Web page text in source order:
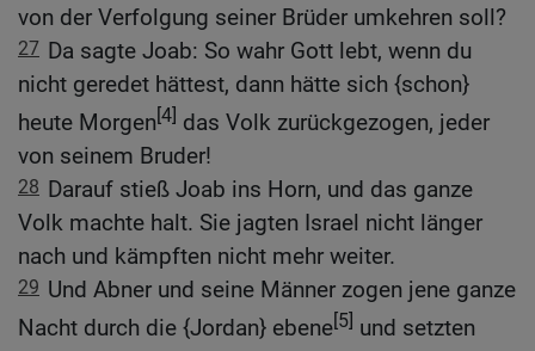
von der Verfolgung seiner Brüder umkehren soll?
27 Da sagte Joab: So wahr Gott lebt, wenn du
nicht geredet hättest, dann hätte sich {schon}
heute Morgen[4] das Volk zurückgezogen, jeder
von seinem Bruder!
28 Darauf stieß Joab ins Horn, und das ganze
Volk machte halt. Sie jagten Israel nicht länger
nach und kämpften nicht mehr weiter.
29 Und Abner und seine Männer zogen jene ganze
Nacht durch die {Jordan} ebene[5] und setzten